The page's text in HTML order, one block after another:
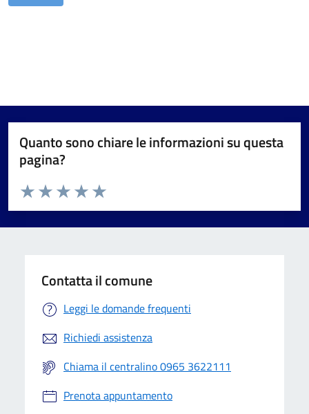
Quanto sono chiare le informazioni su questa
pagina?
Valuta da 1 a 5 stelle la pagina
Valuta 5 stelle su 5
Valuta 4 stelle su 5
Valuta 3 stelle su 5
Valuta 2 stelle su 5
Valuta 1 stelle su 5
Contatta il comune
Leggi le domande frequenti
Richiedi assistenza
Chiama il centralino 0965 3622111
Prenota appuntamento